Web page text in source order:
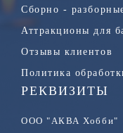
Сборно -
Аттракционы для
Отзывы клиентов
Политика
РЕКВИЗИТЫ
ООО "АКВА Хобби"